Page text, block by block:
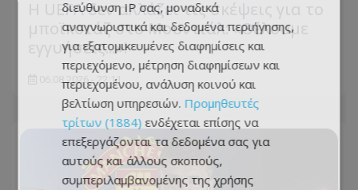
Η UEFA δεν αλλάζει τις σκέψεις για το
μποϊκοτάζ στο Μουντιάλ: «Θέλουμε
εγγυήσεις...»!
06.08.2026 - 22:11
διεύθυνση IP σας, μοναδικά
αναγνωριστικά και δεδομένα περιήγησης,
για εξατομικευμένες διαφημίσεις και
περιεχόμενο, μέτρηση διαφημίσεων και
περιεχομένου, ανάλυση κοινού και
βελτίωση υπηρεσιών. Προμηθευτές
τρίτων (1884) ενδέχεται επίσης να
επεξεργάζονται τα δεδομένα σας για
αυτούς και άλλους σκοπούς,
συμπεριλαμβανομένης της χρήσης